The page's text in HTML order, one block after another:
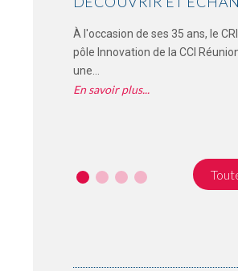
Réunion salue un signal positif
En savoir plus